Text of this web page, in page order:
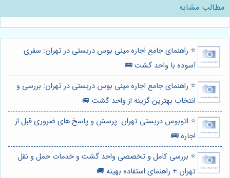
مطالب مشابه
⭐️ راهنمای جامع اجاره مینی بوس دربستی در تهران: سفری
آسوده با واحد گشت 🚌
⭐️ راهنمای جامع اجاره مینی بوس دربستی در تهران: بررسی و
انتخاب بهترین گزینه از واحد گشت 🚐
⭐️ اتوبوس دربستی تهران: پرسش و پاسخ های ضروری قبل از
اجاره 🚌
⭐️ بررسی کامل و تخصصی واحد گشت و خدمات حمل و نقل
تهران + راهنمای استفاده بهینه 🚚